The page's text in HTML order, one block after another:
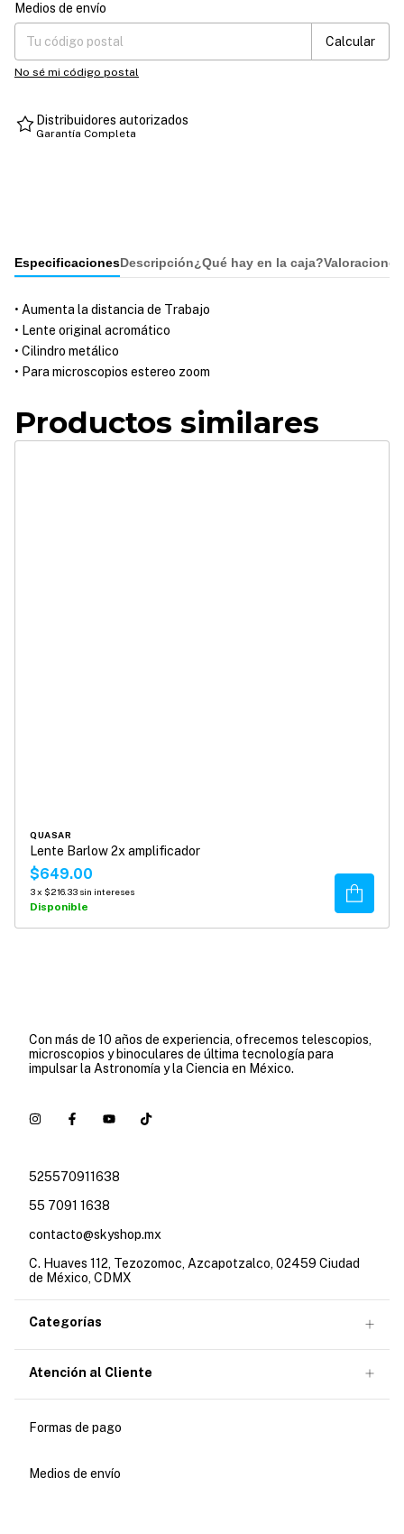
Entregas para el CP:
Medios de envío
Calcular
No sé mi código postal
Distribuidores autorizados
Garantía Completa
EspecificacionesDescripción¿Qué hay en la caja?
• Aumenta la distancia de Trabajo
• Lente original acromático
• Cilindro metálico
• Para microscopios estereo zoom
Productos similares
QUASAR
Lente Barlow 2x amplificador
$649.00
3x $216.33 sin intereses
Disponible
Comprar
Con más de 10 años de experiencia, ofrecemos telescopios,
microscopios y binoculares de última tecnología para
impulsar la Astronomía y la Ciencia en México.
525570911638
55 7091 1638
contacto@skyshop.mx
C. Huaves 112, Tezozomoc, Azcapotzalco, 02459 Ciudad
de México, CDMX
Categorías
Atención al Cliente
Formas de pago
Medios de envío